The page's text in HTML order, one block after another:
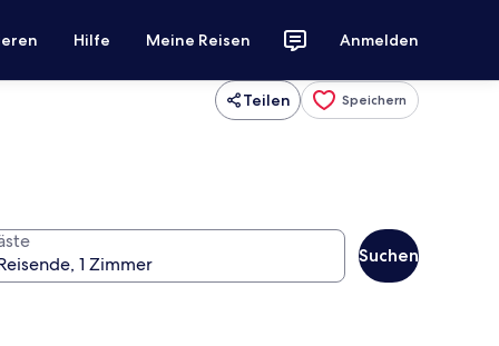
Hilfe Meine Reisen Anmelden
Teilen Speichern
Suchen